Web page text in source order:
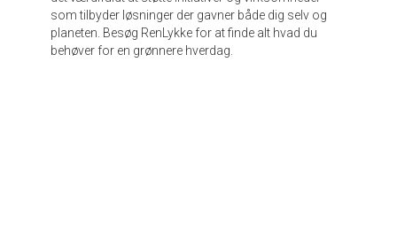
som tilbyder løsninger der gavner både dig selv og
planeten. Besøg RenLykke for at finde alt hvad du
behøver for en grønnere hverdag.